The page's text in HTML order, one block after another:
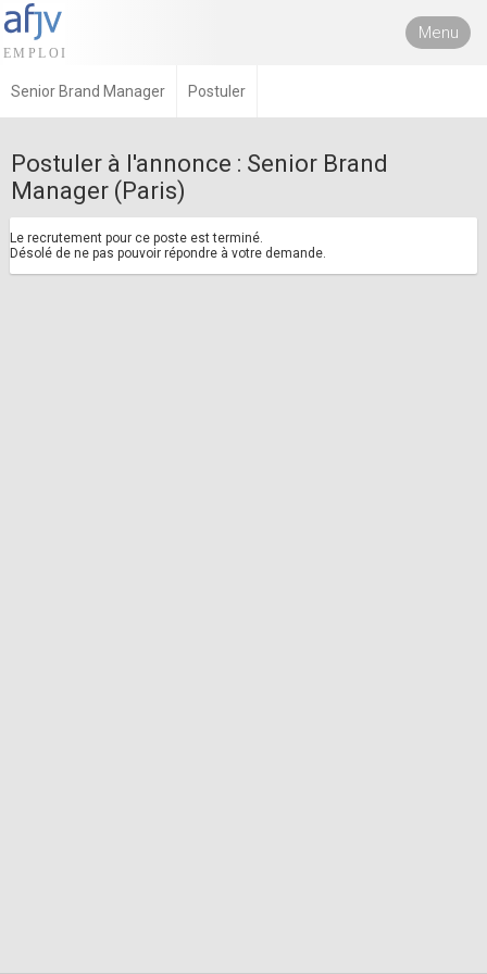
Menu
Senior Brand Manager Postuler
Postuler à l'annonce : Senior Brand
Manager (Paris)
Le recrutement pour ce poste est terminé.
Désolé de ne pas pouvoir répondre à votre demande.